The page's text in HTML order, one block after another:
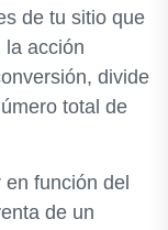
de tu sitio que
la acción
divide
total de
función del
de un